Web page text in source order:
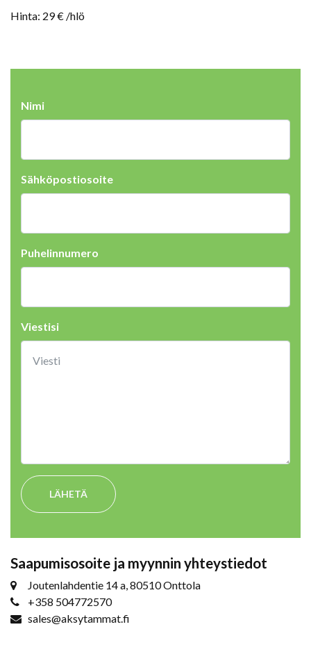
Hinta: 29 € /hlö
Nimi
Sähköpostiosoite
Puhelinnumero
Viestisi
LÄHETÄ
Saapumisosoite ja myynnin yhteystiedot
Joutenlahdentie 14 a, 80510 Onttola
+358 504772570
sales@aksytammat.fi